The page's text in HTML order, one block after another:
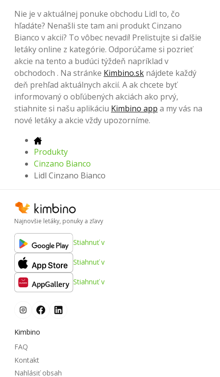
Nie je v aktuálnej ponuke obchodu Lidl to, čo
hľadáte? Nenašli ste tam ani produkt Cinzano
Bianco v akcii? To vôbec nevadí! Prelistujte si ďalšie
letáky online z kategórie. Odporúčame si pozrieť
akcie na tento a budúci týždeň napríklad v
obchodoch . Na stránke Kimbino.sk nájdete každý
deň prehľad aktuálnych akcií. A ak chcete byť
informovaný o obľúbených akciách ako prvý,
stiahnite si našu aplikáciu Kimbino app a my vás na
nové letáky a akcie vždy upozorníme.
Produkty
Cinzano Bianco
Lidl Cinzano Bianco
Najnovšie letáky, ponuky a zľavy
Stiahnuť v
Stiahnuť v
Stiahnuť v
Kimbino
FAQ
Kontakt
Nahlásiť obsah